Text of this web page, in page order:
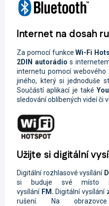
Internet na dosah
Za pomocí funkceWi-Fi
2DIN autorádio s
internetu pomocí webového
jiného, který si jednoduše
Součástí aplikací je také
sledování oblíbených videí či
Užijte si digitální
Digitální rozhlasové vysílání
si buduje své místo
vysílání FM. Digitální vysílání
rušení. Na